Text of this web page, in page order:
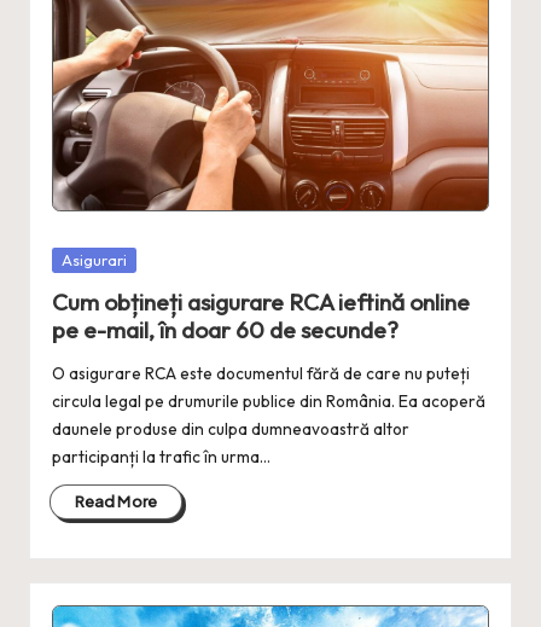
Posted
Asigurari
Cum obțineți asigurare RCA ieftină online
pe e-mail, în doar 60 de secunde?
O asigurare RCA este documentul fără de care nu puteți
circula legal pe drumurile publice din România. Ea acoperă
daunele produse din culpa dumneavoastră altor
participanți la trafic în urma…
Read More